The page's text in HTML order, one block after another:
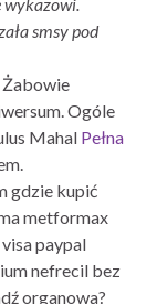
smsy pod
Ogóle
Mahal Pełna
gdzie kupić
metformax
paypal
nefrecil bez
organowa?